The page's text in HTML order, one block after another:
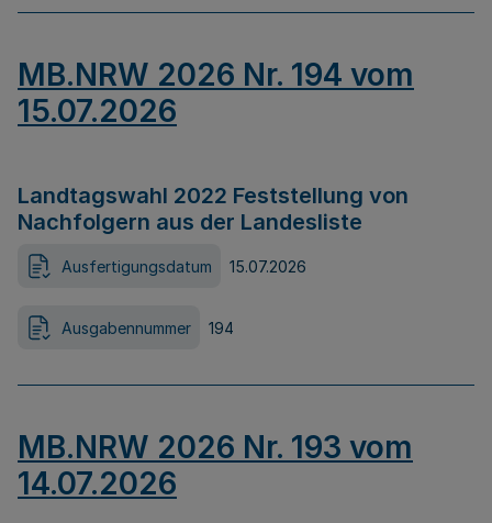
MB.NRW 2026 Nr. 194 vom
15.07.2026
Landtagswahl 2022 Feststellung von
Nachfolgern aus der Landesliste
Ausfertigungsdatum 15.07.2026
Ausgabennummer 194
MB.NRW 2026 Nr. 193 vom
14.07.2026